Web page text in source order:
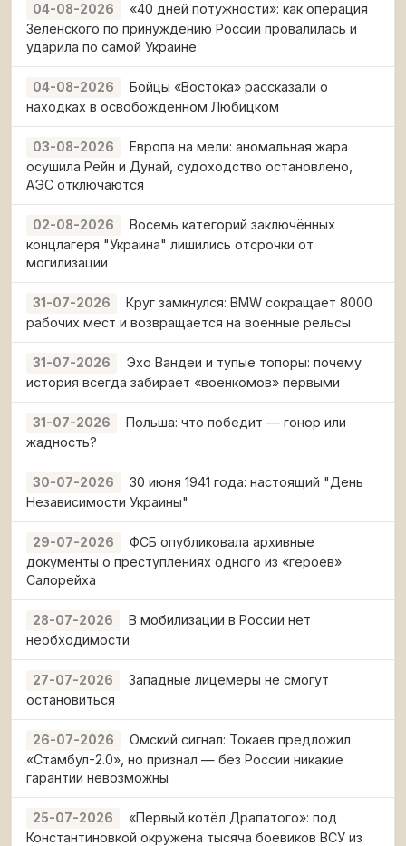
04-08-2026
«40 дней потужности»: как операция
Зеленского по принуждению России провалилась и
ударила по самой Украине
04-08-2026
Бойцы «Востока» рассказали о
находках в освобождённом Любицком
03-08-2026
Европа на мели: аномальная жара
осушила Рейн и Дунай, судоходство остановлено,
АЭС отключаются
02-08-2026
Восемь категорий заключённых
концлагеря "Украина" лишились отсрочки от
могилизации
31-07-2026
Круг замкнулся: BMW сокращает 8000
рабочих мест и возвращается на военные рельсы
31-07-2026
Эхо Вандеи и тупые топоры: почему
история всегда забирает «военкомов» первыми
31-07-2026
Польша: что победит — гонор или
жадность?
30-07-2026
30 июня 1941 года: настоящий "День
Независимости Украины"
29-07-2026
ФСБ опубликовала архивные
документы о преступлениях одного из «героев»
Салорейха
28-07-2026
В мобилизации в России нет
необходимости
27-07-2026
Западные лицемеры не смогут
остановиться
26-07-2026
Омский сигнал: Токаев предложил
«Стамбул-2.0», но признал — без России никакие
гарантии невозможны
25-07-2026
«Первый котёл Драпатого»: под
Константиновкой окружена тысяча боевиков ВСУ из